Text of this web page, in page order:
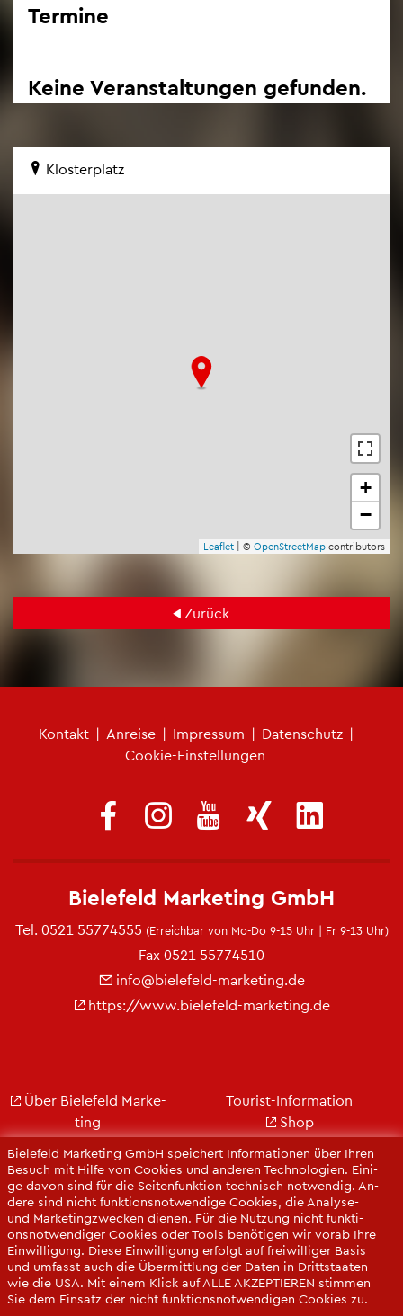
Ter­mi­ne
Keine Ver­an­stal­tun­gen ge­fun­den.
Klos­ter­platz
+
−
Leaf­let | © Open­Street­Map con­tri­bu­tors
Zu­rück
Kon­takt | An­rei­se | Im­pres­sum | Da­ten­schutz |
Coo­kie-Ein­stel­lun­gen
Bie­le­feld Mar­ke­ting GmbH spei­chert In­for­ma­tio­nen über Ihren
Be­such mit Hilfe von Coo­kies und an­de­ren Tech­no­lo­gi­en. Ei­ni­
ge davon sind für die Sei­ten­funk­ti­on tech­nisch not­wen­dig. An­
de­re sind nicht funk­ti­ons­not­wen­di­ge Coo­kies, die Ana­ly­se-
und Mar­ke­ting­zwe­cken die­nen. Für die Nut­zung nicht funk­ti­
ons­not­wen­di­ger Coo­kies oder Tools be­nö­ti­gen wir vorab Ihre
Ein­wil­li­gung. Diese Ein­wil­li­gung er­folgt auf frei­wil­li­ger Basis
und um­fasst auch die Über­mitt­lung der Daten in Dritt­staa­ten
wie die USA. Mit einem Klick auf ALLE AK­ZEP­TIE­REN stim­men
Sie dem Ein­satz der nicht funk­ti­ons­not­wen­di­gen Coo­kies zu.
Bie­le­feld Mar­ke­ting GmbH
Tel. 0521 55774555 (Er­reich­bar von Mo-Do 9-15 Uhr | Fr 9-13 Uhr)
Fax 0521 55774510
info@​bielefeld-​marketing.​de
https://​www.​bielefeld-​marketing.​de
Über Bie­le­feld Mar­ke­
ting
Jobs
Kon­takt
Ge­schäfts­be­richt
Pres­se
Tou­rist-In­for­ma­ti­on
Shop
City Bie­le­feld
Bie­le­feld-Gut­schein
Web­cams